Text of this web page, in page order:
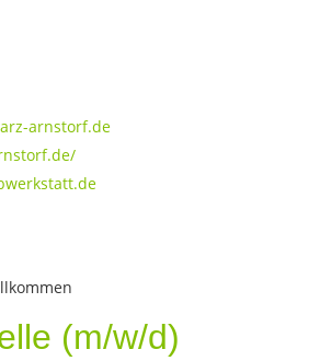
arnstorf.de
(m/w/d)